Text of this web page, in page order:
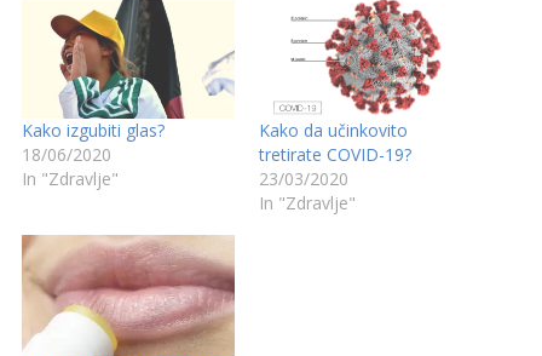
Kako izgubiti glas?
18/06/2020
In "Zdravlje"
Kako da učinkovito
tretirate COVID-19?
23/03/2020
In "Zdravlje"